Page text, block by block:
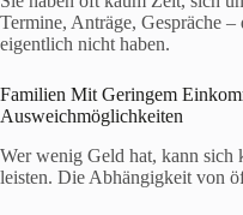
Termine, Anträge, Gespräche –
eigentlich nicht haben.
Familien Mit Geringem
Ausweichmöglichkeiten
Wer wenig Geld hat, kann sich
leisten. Die Abhängigkeit von